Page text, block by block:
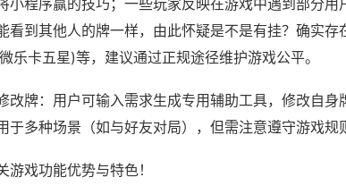
看到其他人的牌一样，由此怀疑是不是有挂？确实
乐卡五星)等，建议通过正规途径维护游戏公平。
改牌：用户可输入需求生成专用辅助工具，修改自身
于多种场景（如与好友对局），但需注意遵守游戏规
游戏功能优势与特色！